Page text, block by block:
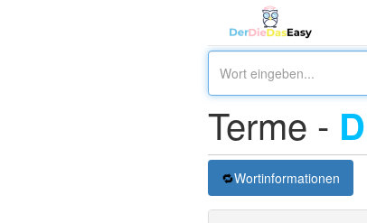
Terme - D
Wortinformationen